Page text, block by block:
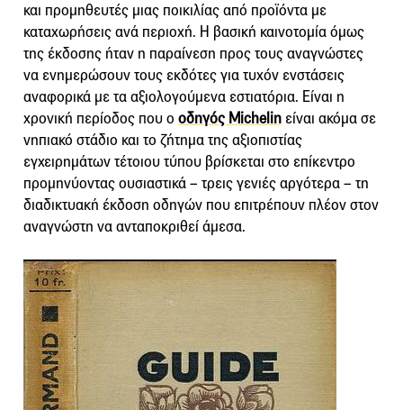
και προμηθευτές μιας ποικιλίας από προϊόντα με
καταχωρήσεις ανά περιοχή. Η βασική καινοτομία όμως
της έκδοσης ήταν η παραίνεση προς τους αναγνώστες
να ενημερώσουν τους εκδότες για τυχόν ενστάσεις
αναφορικά με τα αξιολογούμενα εστιατόρια. Είναι η
χρονική περίοδος που ο οδηγός Michelin είναι ακόμα σε
νηπιακό στάδιο και το ζήτημα της αξιοπιστίας
εγχειρημάτων τέτοιου τύπου βρίσκεται στο επίκεντρο
προμηνύοντας ουσιαστικά – τρεις γενιές αργότερα – τη
διαδικτυακή έκδοση οδηγών που επιτρέπουν πλέον στον
αναγνώστη να ανταποκριθεί άμεσα.